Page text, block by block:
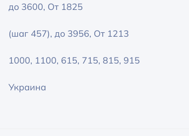
до 3600, От 1825
(шаг 457), до 3956, От 1213
1000, 1100, 615, 715, 815, 915
Украина